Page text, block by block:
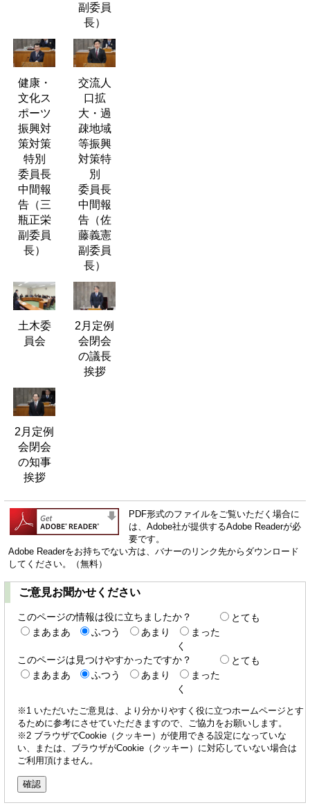
副委員
長）
健康・
文化ス
ポーツ
振興対
策対策
特別
委員長
中間報
告（三
瓶正栄
副委員
長）
交流人
口拡
大・過
疎地域
等振興
対策特
別
委員長
中間報
告（佐
藤義憲
副委員
長）
土木委
員会
2月定例
会閉会
の議長
挨拶
2月定例
会閉会
の知事
挨拶
PDF形式のファイルをご覧いただく場合に
は、Adobe社が提供するAdobe Readerが必
要です。
Adobe Readerをお持ちでない方は、バナーのリンク先からダウンロード
してください。（無料）
ご意見お聞かせください
このページの情報は役に立ちましたか？
とても
まあまあ
ふつう あまり
まった
く
このページは見つけやすかったですか？
とても
まあまあ
ふつう あまり
まった
く
※1 いただいたご意見は、より分かりやすく役に立つホームページとす
るために参考にさせていただきますので、ご協力をお願いします。
※2 ブラウザでCookie（クッキー）が使用できる設定になっていな
い、または、ブラウザがCookie（クッキー）に対応していない場合は
ご利用頂けません。